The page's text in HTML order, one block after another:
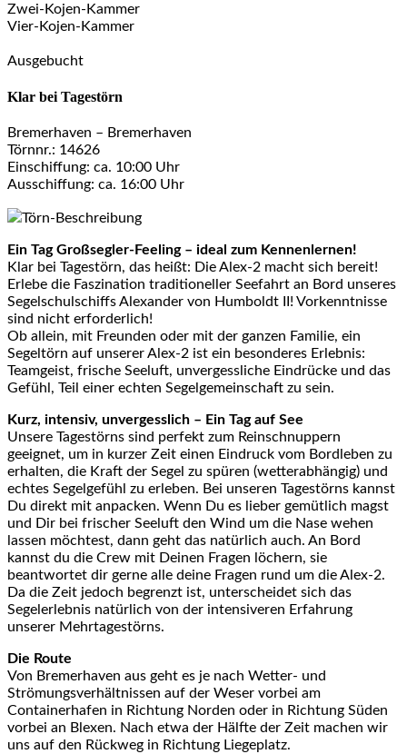
Zwei-Kojen-Kammer
Vier-Kojen-Kammer
Ausgebucht
Klar bei Tagestörn
Bremerhaven – Bremerhaven
Törnnr.: 14626
Einschiffung: ca. 10:00 Uhr
Ausschiffung: ca. 16:00 Uhr
Törn-Beschreibung
Ein Tag Großsegler-Feeling – ideal zum Kennenlernen!
Klar bei Tagestörn, das heißt: Die Alex-2 macht sich bereit!
Erlebe die Faszination traditioneller Seefahrt an Bord unseres
Segelschulschiffs Alexander von Humboldt II! Vorkenntnisse
sind nicht erforderlich!
Ob allein, mit Freunden oder mit der ganzen Familie, ein
Segeltörn auf unserer Alex-2 ist ein besonderes Erlebnis:
Teamgeist, frische Seeluft, unvergessliche Eindrücke und das
Gefühl, Teil einer echten Segelgemeinschaft zu sein.
Kurz, intensiv, unvergesslich – Ein Tag auf See
Unsere Tagestörns sind perfekt zum Reinschnuppern
geeignet, um in kurzer Zeit einen Eindruck vom Bordleben zu
erhalten, die Kraft der Segel zu spüren (wetterabhängig) und
echtes Segelgefühl zu erleben. Bei unseren Tagestörns kannst
Du direkt mit anpacken. Wenn Du es lieber gemütlich magst
und Dir bei frischer Seeluft den Wind um die Nase wehen
lassen möchtest, dann geht das natürlich auch. An Bord
kannst du die Crew mit Deinen Fragen löchern, sie
beantwortet dir gerne alle deine Fragen rund um die Alex-2.
Da die Zeit jedoch begrenzt ist, unterscheidet sich das
Segelerlebnis natürlich von der intensiveren Erfahrung
unserer Mehrtagestörns.
Die Route
Von Bremerhaven aus geht es je nach Wetter- und
Strömungsverhältnissen auf der Weser vorbei am
Containerhafen in Richtung Norden oder in Richtung Süden
vorbei an Blexen. Nach etwa der Hälfte der Zeit machen wir
uns auf den Rückweg in Richtung Liegeplatz.